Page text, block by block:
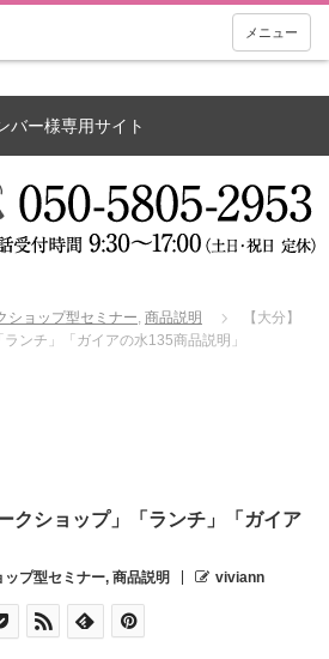
メニュー
バー様専用サイト
ショップ型セミナー, 商品説明
【大分】
ンチ」「ガイアの水135商品説明」
クショップ」「ランチ」「ガイア
ップ型セミナー, 商品説明 viviann